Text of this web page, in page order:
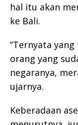
hal itu akan
ke Bali.
“Ternyata
orang yang
negaranya,
ujarnya.
Keberadaan